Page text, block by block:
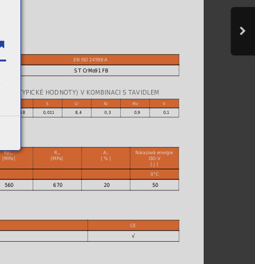
EN ISO 24598-A
S T CrMo91 FB
% (TYPICKÉ HODNOTY) V KOMBINACI S TAVIDLEM
S Cr Ni Mo V
0,018 0,011 8,4 0,3 0,9 0,1
Rp 0,2
[MPa]
R m
[MPa]
A 5
[ % ]
Nárazová energie
ISO-V
[ J ]
0°C
560 670 20 50
CE
√